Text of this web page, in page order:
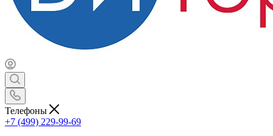
Телефоны
+7 (499) 229-99-69